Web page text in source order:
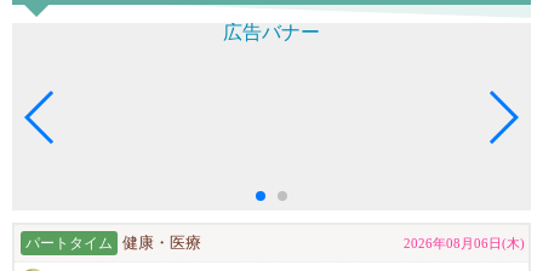
パートタイム 健康・医療 2026年08月06日(木)